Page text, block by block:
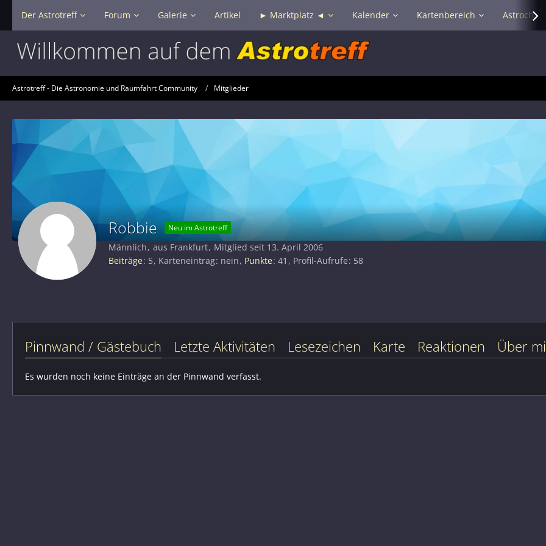
Der Astrotreff Forum Galerie Artikel ► Marktplatz ◄ Kalender Kartenbereich Astrochat
Astrotreff - Die Astronomie und Raumfahrt Community Mitglieder
Robbie Neu im Astrotreff
Männlich aus Frankfurt Mitglied seit 13. April 2006
Beiträge 5 Karteneintrag nein Punkte 41 Profil-Aufrufe 58
Pinnwand / Gästebuch Letzte Aktivitäten Lesezeichen Karte Reaktionen Über
Es wurden noch keine Einträge an der Pinnwand verfasst.